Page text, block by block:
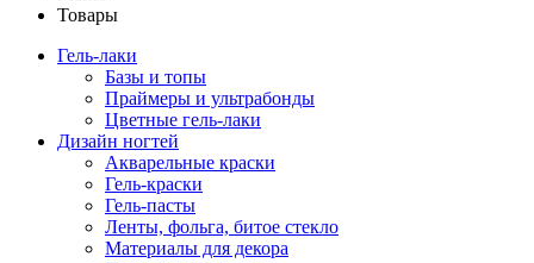
Товары
Гель-лаки
Базы и топы
Праймеры и ультрабонды
Цветные гель-лаки
Дизайн ногтей
Акварельные краски
Гель-краски
Гель-пасты
Ленты, фольга, битое стекло
Материалы для декора